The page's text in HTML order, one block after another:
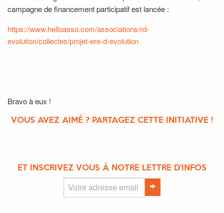
campagne de financement participatif est lancée :
https://www.helloasso.com/associations/rd-
evolution/collectes/projet-ere-d-evolution
Bravo à eux !
VOUS AVEZ AIMÉ ? PARTAGEZ CETTE INITIATIVE !
ET INSCRIVEZ VOUS À NOTRE LETTRE D'INFOS